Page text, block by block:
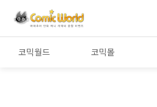
코믹월드 코믹몰